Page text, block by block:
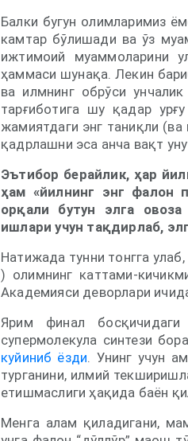
Балки бугун олимларимиз
камтар бўлишади ва ўз
ижтимоий муаммоларини
ҳаммаси шунақа. Лекин
ва илмнинг обрўси
тарғиботига шу қадар
жамиятдаги энг таниқли
қадрлашни эса анча вақт
Эътибор берайлик, ҳар
ҳам «йилнинг энг фалон
орқали бутун элга
ишлари учун тақдирлаб,
Натижада тунни тонгга
) олимнинг каттами-
Академияси деворлари
Ярим финал
супермолекула синтези
куйиниб ёзди . Унинг учун
турганини, илмий
етишмаслиги ҳақида баён
Менга алам қиладигани,